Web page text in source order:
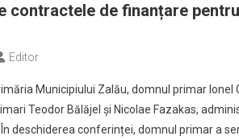
contractele de finanțare
Editor
Municipiului Zalău, domnul primar
Teodor Bălăjel și Nicolae Fazakas,
deschiderea conferinței, domnul primar a